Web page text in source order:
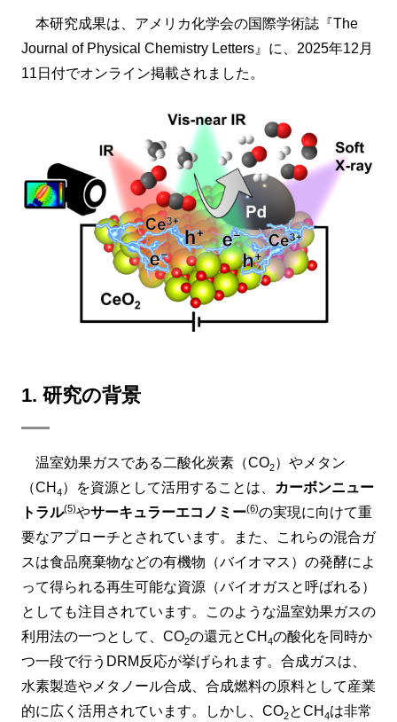
本研究成果は、アメリカ化学会の国際学術誌『The
Journal of Physical Chemistry Letters』に、2025年12月
11日付でオンライン掲載されました。
1. 研究の背景
温室効果ガスである二酸化炭素（CO2）やメタン
（CH 4）を資源として活用することは、
カーボンニュー
トラル(5)やサーキュラーエコノミー(6)の実現に向けて重
要なアプローチとされています。また、これらの混合ガ
スは食品廃棄物などの有機物（バイオマス）の発酵によ
って得られる再生可能な資源（バイオガスと呼ばれる）
としても注目されています。このような温室効果ガスの
利用法の一つとして、CO2の還元とCH 4の酸化を同時か
つ一段で行うDRM反応が挙げられます。合成ガスは、
水素製造やメタノール合成、合成燃料の原料として産業
的に広く活用されています。しかし、CO2とCH 4は非常